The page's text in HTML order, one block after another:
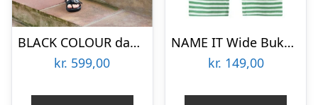
BLACK COLOUR dame bukser BCMALLORY – Black
kr. 599,00
NAME IT Wide Bukser Fakla Bright Green
kr. 149,00